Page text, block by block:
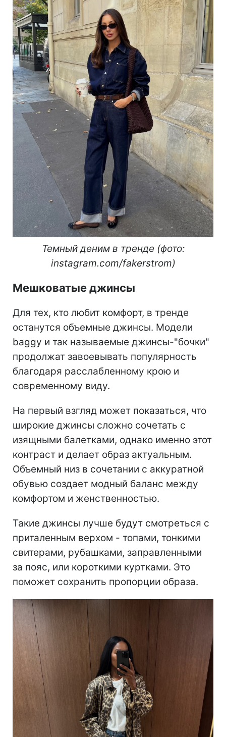
Темный деним в тренде (фото:
instagram.com/fakerstrom)
Мешковатые джинсы
Для тех, кто любит комфорт, в тренде
останутся объемные джинсы. Модели
baggy и так называемые джинсы-"бочки"
продолжат завоевывать популярность
благодаря расслабленному крою и
современному виду.
На первый взгляд может показаться, что
широкие джинсы сложно сочетать с
изящными балетками, однако именно этот
контраст и делает образ актуальным.
Объемный низ в сочетании с аккуратной
обувью создает модный баланс между
комфортом и женственностью.
Такие джинсы лучше будут смотреться с
приталенным верхом - топами, тонкими
свитерами, рубашками, заправленными
за пояс, или короткими куртками. Это
поможет сохранить пропорции образа.